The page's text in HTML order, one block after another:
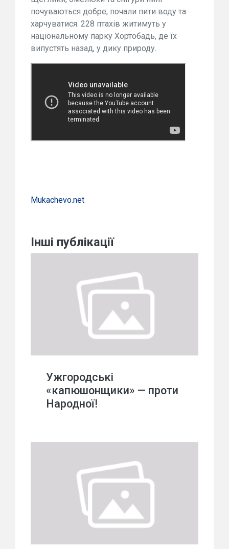
почуваються добре, почали пити воду та
харчуватися. 228 птахів житимуть у
національному парку Хортобадь, де їх
випустять назад, у дику природу.
Мukachevo.net
Інші публікації
Ужгородські
«капюшонщики» — проти
Народної!